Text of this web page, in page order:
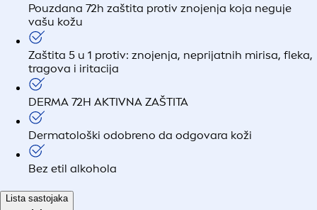
Pouzdana 72h zaštita protiv znojenja koja neguje
vašu kožu
Zaštita 5 u 1 protiv: znojenja, neprijatnih mirisa, fleka,
tragova i iritacija
DERMA 72H AKTIVNA ZAŠTITA
Dermatološki odobreno da odgovara koži
Bez etil alkohola
Lista sastojaka